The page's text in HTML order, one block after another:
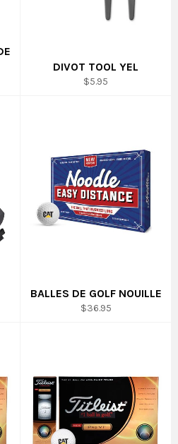
DIVOT TOOL YEL
Prix
$5.95
BALLES DE GOLF NOUILLE
Prix
$36.95